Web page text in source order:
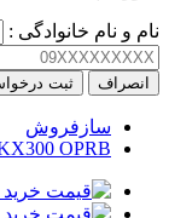
نام و نام خانوادگی :
انصراف ثبت درخواست
سازفروش
OPRB